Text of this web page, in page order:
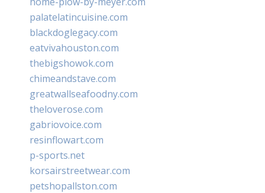
palatelatincuisine.com
blackdoglegacy.com
eatvivahouston.com
thebigshowok.com
chimeandstave.com
greatwallseafoodny.com
theloverose.com
gabriovoice.com
resinflowart.com
p-sports.net
korsairstreetwear.com
petshopallston.com